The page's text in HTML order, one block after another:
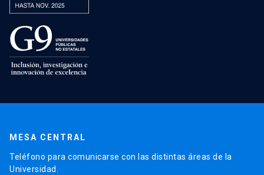
MESA CENTRAL
Teléfono para comunicarse con las distintas áreas de la
Universidad.